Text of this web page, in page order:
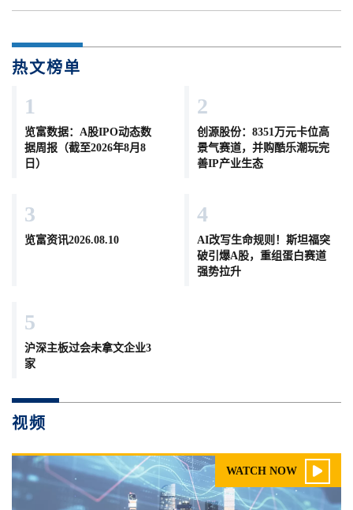
热文榜单
1
览富数据：A股IPO动态数
据周报（截至2026年8月8
日）
2
创源股份：8351万元卡位高
景气赛道，并购酷乐潮玩完
善IP产业生态
3
览富资讯2026.08.10
4
AI改写生命规则！斯坦福突
破引爆A股，重组蛋白赛道
强势拉升
5
沪深主板过会未拿文企业3
家
视频
WATCH NOW 